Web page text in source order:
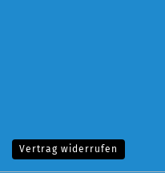
Vertrag widerrufen